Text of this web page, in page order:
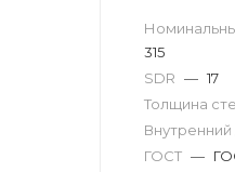
315
SDR — 17
Толщина
ГОСТ —